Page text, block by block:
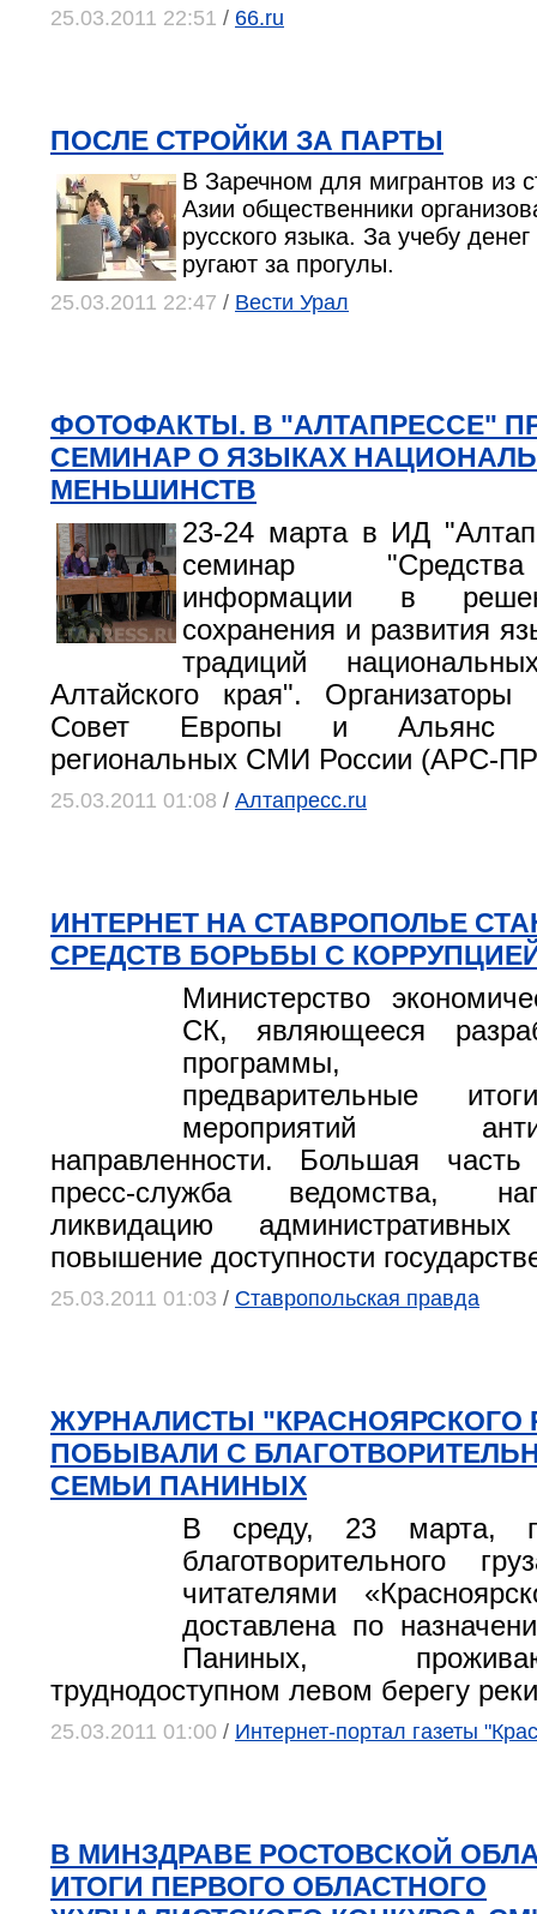
25.03.2011 22:51 / 66.ru
ПОСЛЕ СТРОЙКИ ЗА ПАРТЫ
В Заречном для мигрантов из
Азии общественники
русского языка. За учебу
ругают за прогулы.
25.03.2011 22:47 / Вести Урал
ФОТОФАКТЫ. В "АЛТАПРЕССЕ"
СЕМИНАР О ЯЗЫКАХ
МЕНЬШИНСТВ
23-24 марта в ИД
семинар
информации в
сохранения и развития
традиций
Алтайского края".
Совет Европы и Альянс
региональных СМИ России (АРС-
25.03.2011 01:08 / Алтапресс.ru
ИНТЕРНЕТ НА СТАВРОПОЛЬЕ
СРЕДСТВ БОРЬБЫ С
Министерство
СК, являющееся
программы,
предварительные
мероприятий
направленности. Большая
пресс-служба ведомства,
ликвидацию
повышение доступности
25.03.2011 01:03 / Ставропольская правда
ЖУРНАЛИСТЫ "КРАСНОЯРСКОГО
ПОБЫВАЛИ С
СЕМЬИ ПАНИНЫХ
В среду, 23 марта,
благотворительного
читателями
доставлена по
Паниных,
труднодоступном левом берегу
25.03.2011 01:00 / Интернет-портал газеты
В МИНЗДРАВЕ РОСТОВСКОЙ
ИТОГИ ПЕРВОГО ОБЛАСТНОГО